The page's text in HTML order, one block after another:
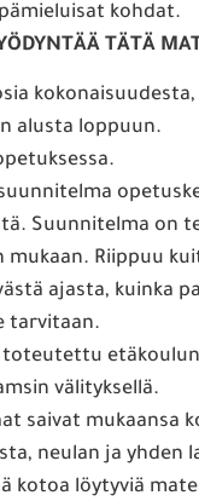
kohdat.
TÄTÄ
alusta loppuun.
Suunnitelma on
Riippuu
ajasta, kuinka
tarvitaan.
toteutettu
välityksellä.
saivat mukaansa
neulan ja yhden
kotoa löytyviä